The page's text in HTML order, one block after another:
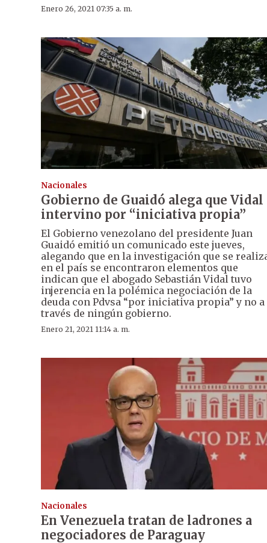
Enero 26, 2021 07:35 a. m.
Nacionales
Gobierno de Guaidó alega que Vidal
intervino por “iniciativa propia”
El Gobierno venezolano del presidente Juan
Guaidó emitió un comunicado este jueves,
alegando que en la investigación que se
en el país se encontraron elementos que
indican que el abogado Sebastián Vidal tuvo
injerencia en la polémica negociación de la
deuda con Pdvsa “por iniciativa propia” y no a
través de ningún gobierno.
Enero 21, 2021 11:14 a. m.
Nacionales
En Venezuela tratan de ladrones a
negociadores de Paraguay